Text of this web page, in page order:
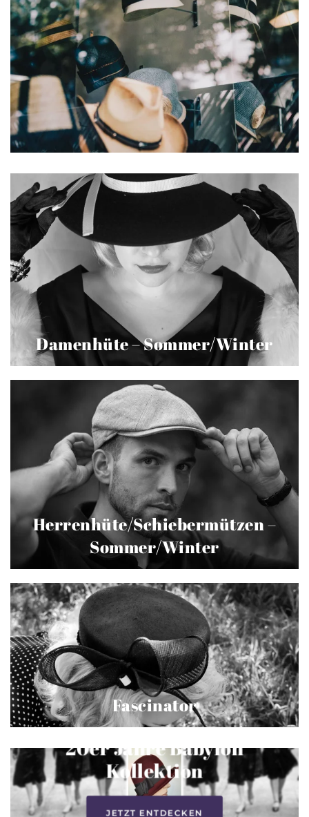
Damenhüte – Sommer/Winter
Herrenhüte/Schiebermützen –
Sommer/Winter
Fascinator
20er Jahre Babylon
Kollektion
JETZT ENTDECKEN